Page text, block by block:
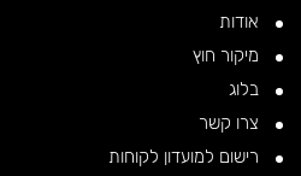
אודות
מיקור חוץ
בלוג
צרו קשר
רישום למועדון לקוחות